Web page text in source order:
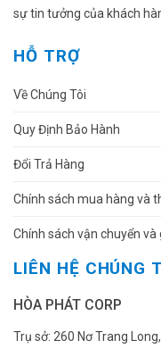
sự tin tưởng của khách
HỖ TRỢ
Về Chúng Tôi
Quy Định Bảo Hành
Đổi Trả Hàng
Chính sách mua hàng và
Chính sách vận chuyển và
LIÊN HỆ CHÚNG
HÒA PHÁT CORP
Trụ sở: 260 Nơ Trang